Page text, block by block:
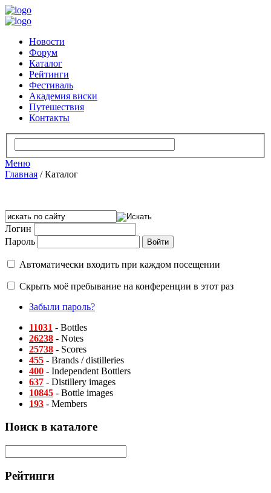
Новости
Форум
Каталог
Рейтинги
Фестиваль
Академия виски
Путешествия
Контакты
Меню
Главная /Каталог
Логин
Пароль
Автоматически входить при каждом посещении
Скрыть моё пребывание на конференции в этот раз
Забыли пароль?
11031 - Bottles
26238 - Notes
25738 - Scores
455 - Brands / distilleries
400 - Independent Bottlers
637 - Distillery images
10845 - Bottle images
193 - Members
Поиск в каталоге
Рейтинги